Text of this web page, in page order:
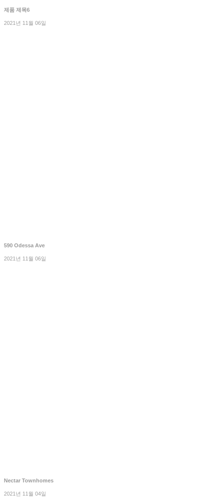
제품 제목6
2021년 11월 06일
590 Odessa Ave
2021년 11월 06일
Nectar Townhomes
2021년 11월 04일